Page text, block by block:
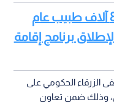
اقرأ أيضا: الطراونة لـ"رؤيا": 8 آلاف طبيب عام
برنامج إقامة
الزرقاء الحكومي على
وذلك ضمن تعاون